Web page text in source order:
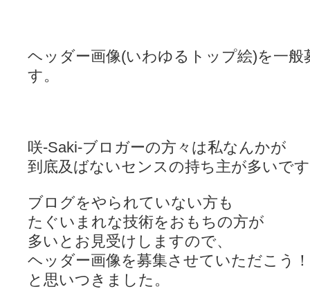
ヘッダー画像(いわゆるトップ絵)を一
す。
咲-Saki-ブロガーの方々は私なんかが
到底及ばないセンスの持ち主が多いで
ブログをやられていない方も
たぐいまれな技術をおもちの方が
多いとお見受けしますので、
ヘッダー画像を募集させていただこう！
と思いつきました。